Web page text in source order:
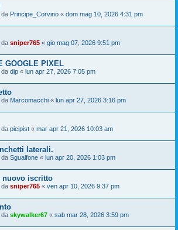
da Principe_Corvino « dom mag 10, 2026 4:31 pm
da sniper765 « gio mag 07, 2026 9:51 pm
GOOGLE PIXEL
da dip « lun apr 27, 2026 7:05 pm
da Marcomacchi « lun apr 27, 2026 3:16 pm
da picipist « mar apr 21, 2026 10:03 am
laterali.
da Sgualfone « lun apr 20, 2026 1:03 pm
nuovo iscritto
da sniper765 « ven apr 10, 2026 9:37 pm
da skywalker67 « sab mar 28, 2026 3:59 pm